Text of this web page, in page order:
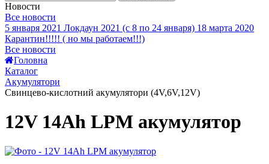
Новости
Все новости
5 января 2021 Локдаун 2021 (с 8 по 24 января) 18 марта 2020
Карантин!!!!! ( но мы работаем!!!)
Все новости
Головна
Каталог
Акумулятори
Свинцево-кислотний акумулятори (4V,6V,12V)
12V 14Ah LPM акумулятор